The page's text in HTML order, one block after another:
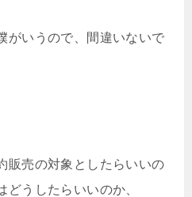
がいうので、間違いないで
販売の対象としたらいいの
うしたらいいのか、